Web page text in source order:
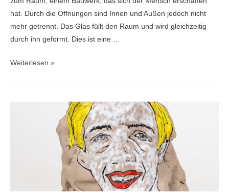
hat. Durch die Öffnungen sind Innen und Außen jedoch nicht
mehr getrennt. Das Glas füllt den Raum und wird gleichzeitig
durch ihn geformt. Dies ist eine …
Stefanie
Weiterlesen »